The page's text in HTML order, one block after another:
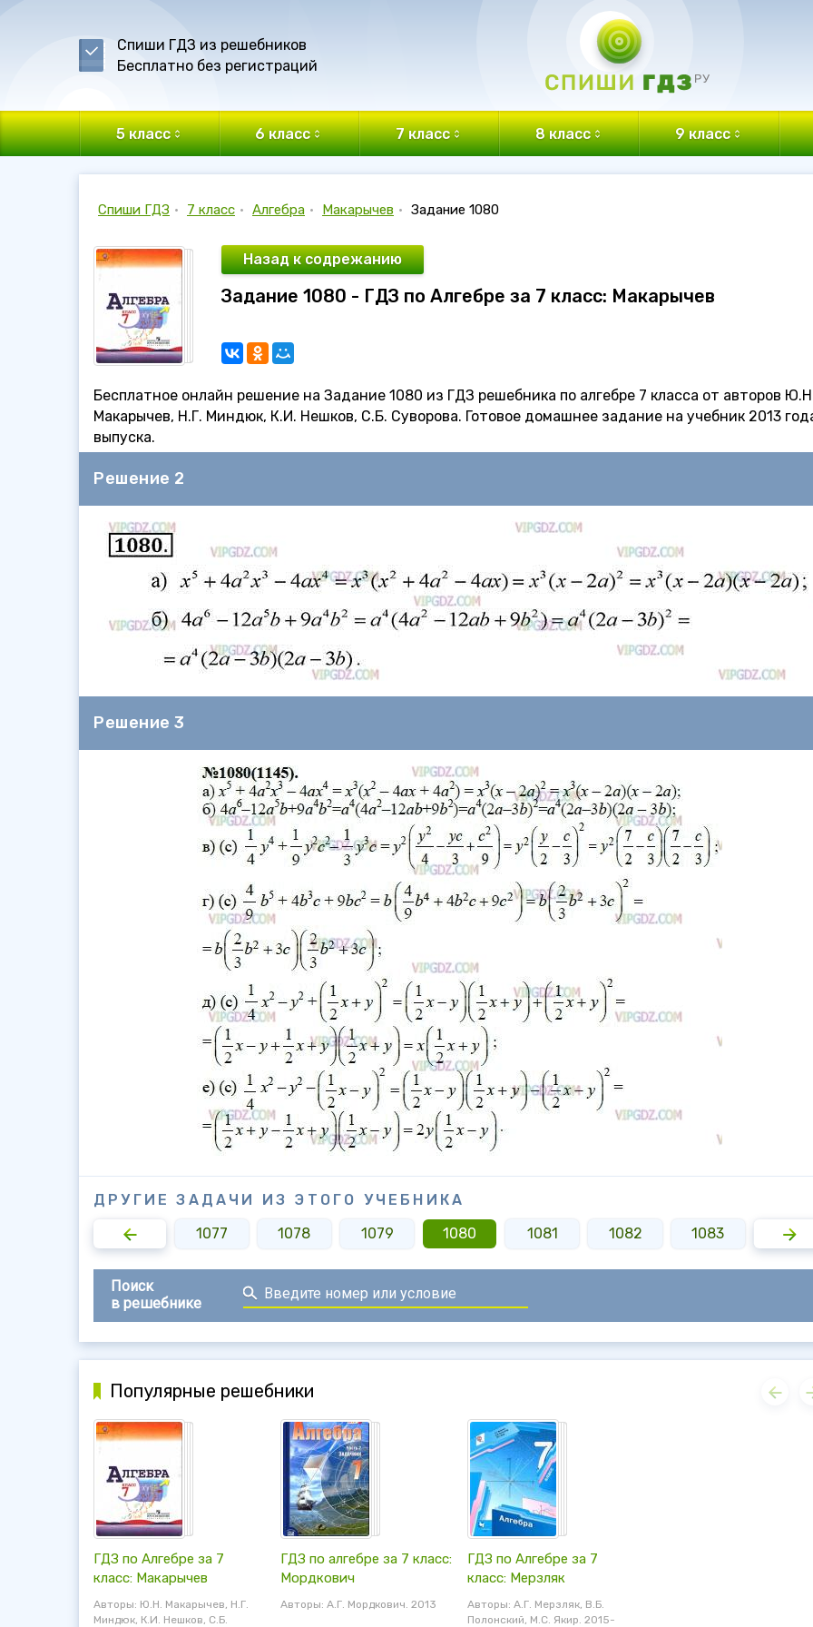
Спиши ГДЗ из решебников
Бесплатно без регистраций
5 класс 6 класс 7 класс 8 класс 9 класс
Спиши ГДЗ • 7 класс • Алгебра • Макарычев • Задание 1080
Назад к содрежанию
Задание 1080 - ГДЗ по Алгебре за 7 класс: Макарычев
Бесплатное онлайн решение на Задание 1080 из ГДЗ решебника по алгебре 7 класса от авторов
Макарычев, Н.Г. Миндюк, К.И. Нешков, С.Б. Суворова. Готовое домашнее задание на учебник 2013
выпуска.
Решение 2
Решение 3
ДРУГИЕ ЗАДАЧИ ИЗ ЭТОГО УЧЕБНИКА
1076 1077 1078 1079 1080 1081 1082 1083 1084
Поиск
в решебнике
Популярные решебники
ГДЗ по Алгебре за 7
класс: Макарычев
Авторы: Ю.Н. Макарычев, Н.Г.
Миндюк, К.И. Нешков, С.Б.
ГДЗ по алгебре за 7 класс:
Мордкович
Авторы: А.Г. Мордкович. 2013
ГДЗ по Алгебре за 7
класс: Мерзляк
Авторы: А.Г. Мерзляк, В.Б.
Полонский, М.С. Якир. 2015-